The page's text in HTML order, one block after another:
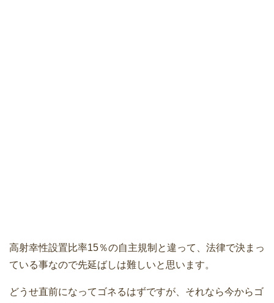
高射幸性設置比率15％の自主規制と違って、法律で決まっ
ている事なので先延ばしは難しいと思います。
どうせ直前になってゴネるはずですが、それなら今からゴ